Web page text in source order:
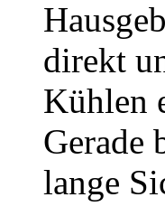
direkt
Kühlen
Gerade
lange